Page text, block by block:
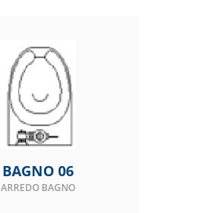
BAGNO 06
ARREDO BAGNO